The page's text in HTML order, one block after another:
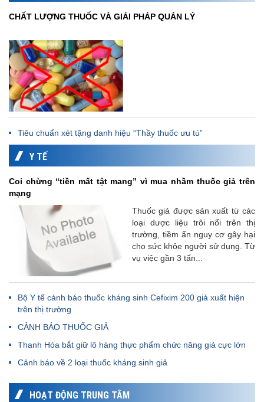
CHẤT LƯỢNG THUỐC VÀ GIẢI PHÁP QUẢN LÝ
Tiêu chuẩn xét tặng danh hiệu “Thầy thuốc ưu tú”
Y TẾ
Coi chừng “tiền mất tật mang” vì mua nhầm thuốc giả trên
mạng
Thuốc giả được sản xuất từ các
loại dược liệu trôi nổi trên thị
trường, tiềm ẩn nguy cơ gây hại
cho sức khỏe người sử dụng. Từ
vụ việc gần 3 tấn...
Bộ Y tế cảnh báo thuốc kháng sinh Cefixim 200 giả xuất hiện
trên thị trường
CẢNH BÁO THUỐC GIẢ
Thanh Hóa bắt giữ lô hàng thực phẩm chức năng giả cực lớn
Cảnh báo về 2 loại thuốc kháng sinh giả
HOẠT ĐỘNG TRUNG TÂM